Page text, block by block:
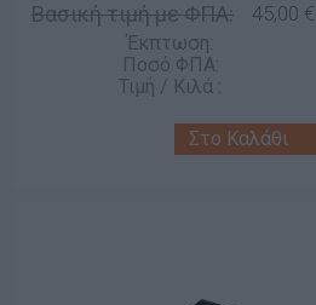
Βασική τιμή με ΦΠΑ: 45,00 €
Έκπτωση:
Ποσό ΦΠΑ:
Τιμή / Κιλά :